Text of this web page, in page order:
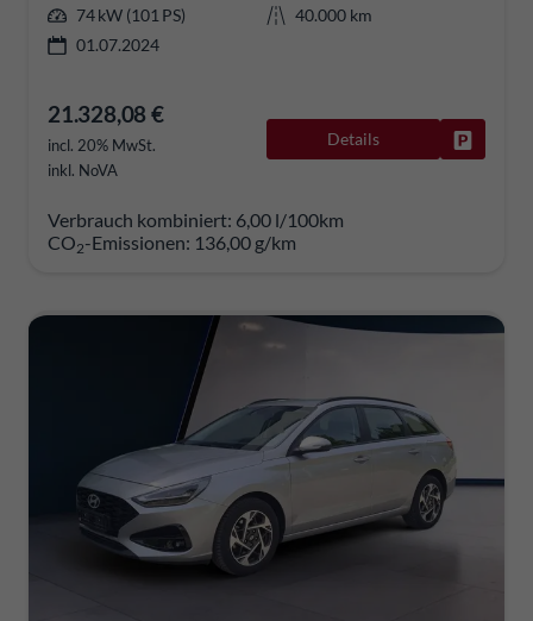
74 kW (101 PS)
40.000 km
01.07.2024
21.328,08 €
incl. 20% MwSt.
inkl. NoVA
Details
Verbrauch kombiniert: 6,00 l/100km
CO2-Emissionen: 136,00 g/km